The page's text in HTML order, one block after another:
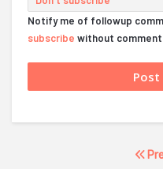
Notify me of followup
subscribe without